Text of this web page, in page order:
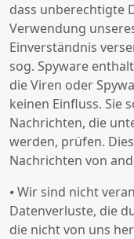
dass unberechtigte
Verwendung
Einverständnis
sog. Spyware
die Viren oder
keinen Einfluss. Sie
Nachrichten, die
werden, prüfen.
Nachrichten von
⦁ Wir sind nicht
Datenverluste, die
die nicht von uns